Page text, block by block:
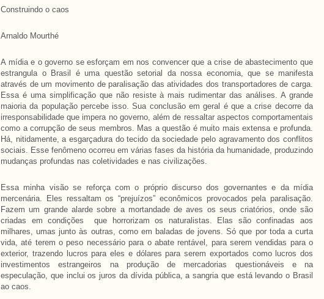
Construindo o caos
Arnaldo Mourthé
A mídia e o governo se esforçam em nos convencer que a crise de abastecimento que
estrangula o Brasil é uma questão setorial da nossa economia, que se manifesta
através de um movimento de paralisação das atividades dos transportadores de carga.
Essa é uma simplificação que não resiste à mais rudimentar das análises. A grande
maioria da população percebe isso. Sua conclusão em geral é que a crise decorre da
irresponsabilidade que impera no governo, além de ressaltar aspectos comportamentais
como a corrupção de seus membros. Mas a questão é muito mais extensa e profunda.
Há, nitidamente, a esgarçadura do tecido da sociedade pelo agravamento dos conflitos
sociais. Esse fenômeno ocorreu em várias fases da história da humanidade, produzindo
mudanças profundas nas coletividades e nas civilizações.
Essa minha visão se reforça com o próprio discurso dos governantes e da mídia
mercenária. Eles ressaltam os “prejuízos” econômicos provocados pela paralisação.
Fazem um grande alarde sobre a mortandade de aves os seus criatórios, onde são
criadas em condições que horrorizam os naturalistas. Elas são confinadas aos
milhares, umas junto às outras, como em baladas de jovens. Só que por toda a curta
vida, até terem o peso necessário para o abate rentável, para serem vendidas para o
exterior, trazendo lucros para eles e dólares para serem exportados como lucros dos
investimentos estrangeiros na produção de mercadorias questionáveis e na
especulação, que inclui os juros da dívida pública, a sangria que está levando o Brasil
ao caos.